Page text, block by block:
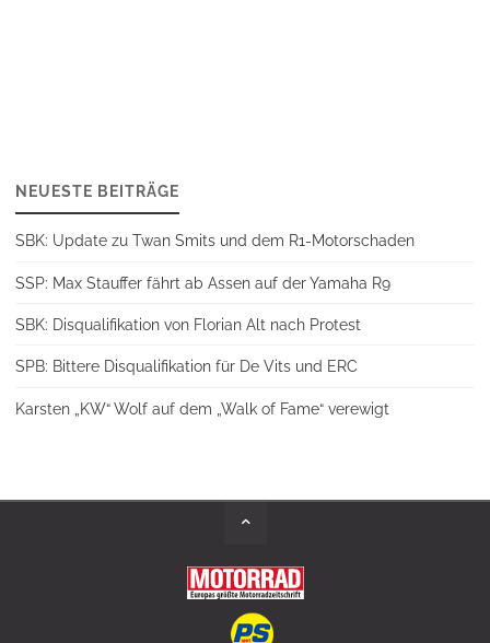
NEUESTE BEITRÄGE
SBK: Update zu Twan Smits und dem R1-Motorschaden
SSP: Max Stauffer fährt ab Assen auf der Yamaha R9
SBK: Disqualifikation von Florian Alt nach Protest
SPB: Bittere Disqualifikation für De Vits und ERC
Karsten „KW“ Wolf auf dem „Walk of Fame“ verewigt
Back